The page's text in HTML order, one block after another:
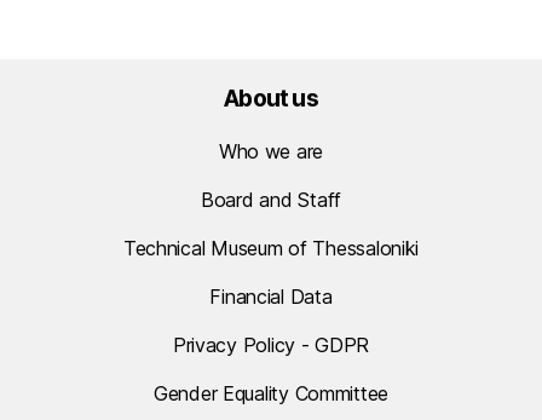
About us
Who we are
Board and Staff
Technical Museum of Thessaloniki
Financial Data
Privacy Policy - GDPR
Gender Equality Committee